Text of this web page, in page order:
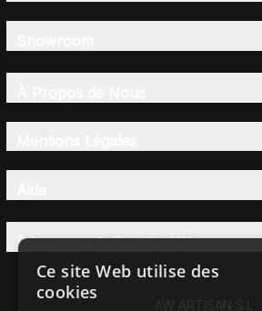
Découvrez la Famille AW
AW ARTISAN S.L
Ce site Web utilise des
cookies